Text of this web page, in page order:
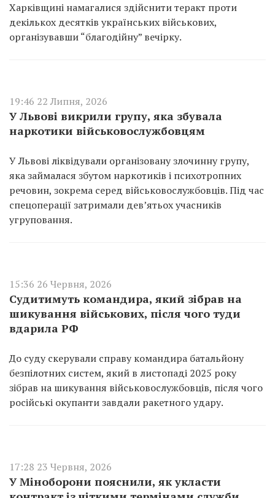
Харківщині намагалися здійснити теракт проти
декількох десятків українських військових,
організувавши “благодійну” вечірку.
19:46 22 Липня, 2026
У Львові викрили групу, яка збувала
наркотики військовослужбовцям
У Львові ліквідували організовану злочинну групу,
яка займалася збутом наркотиків і психотропних
речовин, зокрема серед військовослужбовців. Під час
спецоперації затримали дев’ятьох учасників
угруповання.
15:36 26 Червня, 2026
Судитимуть командира, який зібрав на
шикування військових, після чого туди
вдарила РФ
До суду скерували справу командира батальйону
безпілотних систем, який в листопаді 2025 року
зібрав на шикування військовослужбовців, після чого
російські окупанти завдали ракетного удару.
17:28 23 Червня, 2026
У Міноборони пояснили, як укласти